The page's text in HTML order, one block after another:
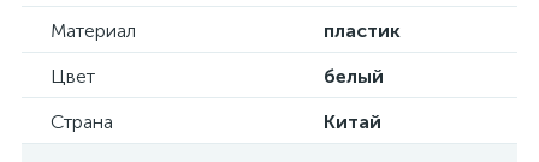
Материал
пластик
Цвет
белый
Страна
Китай